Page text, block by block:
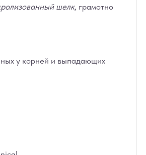
шелк, грамотно
у корней и выпадающих